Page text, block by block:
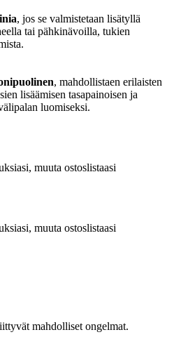
, jos se valmistetaan lisätyllä
tai pähkinävoilla, tukien
, mahdollistaen erilaisten
lisäämisen tasapainoisen ja
luomiseksi.
muuta ostoslistaasi
muuta ostoslistaasi
mahdolliset ongelmat.